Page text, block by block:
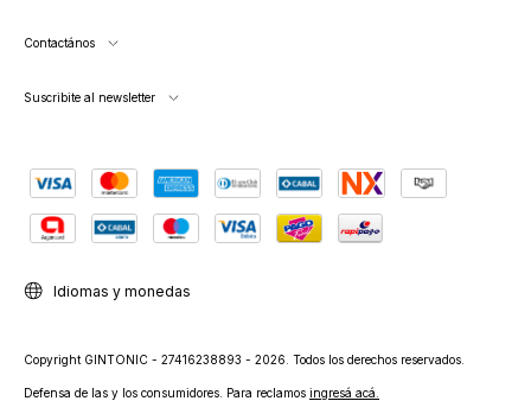
Contactános
Suscribite al newsletter
Idiomas y monedas
Copyright GINTONIC - 27416238893 - 2026. Todos los derechos reservados.
Defensa de las y los consumidores. Para reclamos ingresá acá.